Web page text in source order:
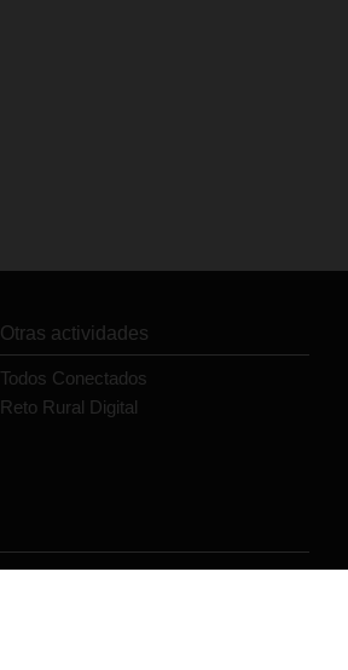
Otras actividades
Todos Conectados
Reto Rural Digital